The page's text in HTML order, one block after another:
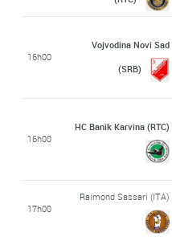
16h00
Vojvodina Novi Sad
(SRB)
16h00
HC Banik Karvina (RTC)
17h00
Raimond Sassari (ITA)